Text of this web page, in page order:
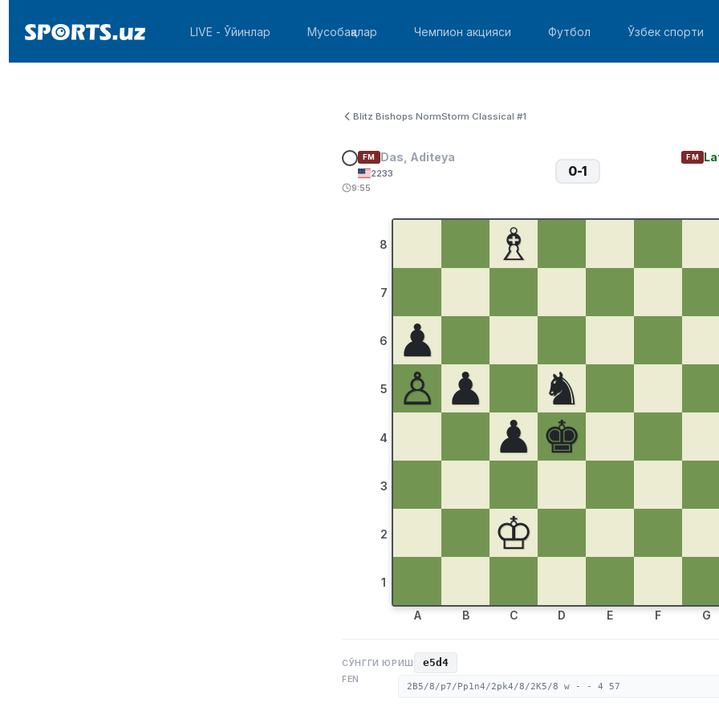
LIVE - Ўйинлар Мусобақалар Чемпион акцияси Футбол Ўзбек спорти
Blitz Bishops NormStorm Classical #1
FM Das, Aditeya
2233
9:55
0-1
FM
8
7
6
5
4
3
2
1
♗
♟
♙ ♟
♞
♟ ♚
♔
A B C D E F G
СЎНГГИ ЮРИШ e5d4
FEN
2B5/8/p7/Pp1n4/2pk4/8/2K5/8 w - - 4 57